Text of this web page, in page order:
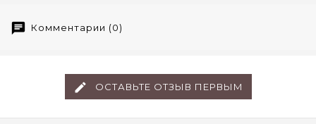
Комментарии (0)
ОСТАВЬТЕ ОТЗЫВ ПЕРВЫМ